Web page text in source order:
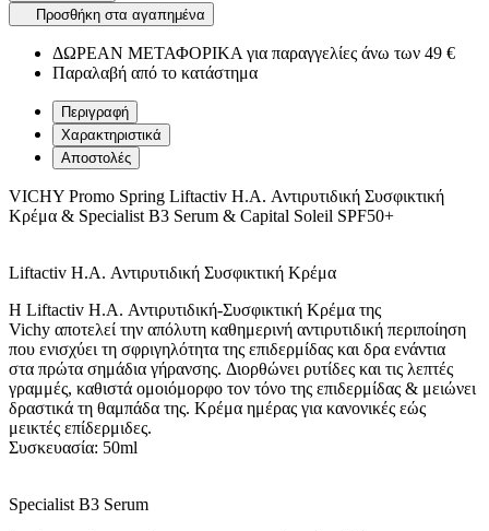
Προσθήκη στα αγαπημένα
ΔΩΡΕΑΝ ΜΕΤΑΦΟΡΙΚΑ για παραγγελίες άνω των 49 €
Παραλαβή από το κατάστημα
Περιγραφή
Χαρακτηριστικά
Αποστολές
VICHY Promo Spring Liftactiv H.A. Αντιρυτιδική Συσφικτική
Κρέμα & Specialist B3 Serum & Capital Soleil SPF50+
Liftactiv H.A. Αντιρυτιδική Συσφικτική Κρέμα
Η Liftactiv H.A. Αντιρυτιδική-Συσφικτική Κρέμα της
Vichy αποτελεί την απόλυτη καθημερινή αντιρυτιδική περιποίηση
που ενισχύει τη σφριγηλότητα της επιδερμίδας και δρα ενάντια
στα πρώτα σημάδια γήρανσης. Διορθώνει ρυτίδες και τις λεπτές
γραμμές, καθιστά ομοιόμορφο τον τόνο της επιδερμίδας & μειώνει
δραστικά τη θαμπάδα της. Κρέμα ημέρας για κανονικές εώς
μεικτές επίδερμιδες.
Συσκευασία: 50ml
Specialist B3 Serum